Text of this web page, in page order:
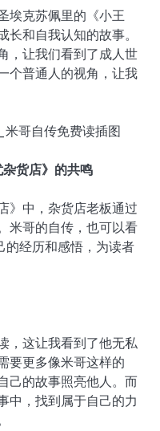
埃克苏佩里的《小王
和自我认知的故事。
，让我们看到了成人世
个普通人的视角，让我
货店》的共鸣
》中，杂货店老板通过
米哥的自传，也可以看
的经历和感悟，为读者
，这让我看到了他无私
要更多像米哥这样的
己的故事照亮他人。而
中，找到属于自己的力